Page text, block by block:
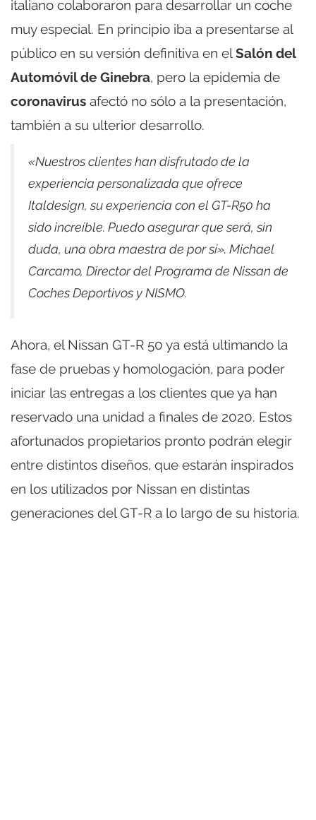
italiano colaboraron para desarrollar un coche
muy especial. En principio iba a presentarse al
público en su versión definitiva en elSalón del
Automóvil de Ginebra, pero la epidemia de
coronavirus afectó no sólo a la presentación,
también a su ulterior desarrollo.
«Nuestros clientes han disfrutado de la
experiencia personalizada que ofrece
Italdesign, su experiencia con el GT-R50 ha
sido increíble. Puedo asegurar que será, sin
duda, una obra maestra de por sí». Michael
Carcamo, Director del Programa de Nissan de
Coches Deportivos y NISMO.
Ahora, el Nissan GT-R 50 ya está ultimando la
fase de pruebas y homologación, para poder
iniciar las entregas a los clientes que ya han
reservado una unidad a finales de 2020. Estos
afortunados propietarios pronto podrán elegir
entre distintos diseños, que estarán inspirados
en los utilizados por Nissan en distintas
generaciones del GT-R a lo largo de su historia.